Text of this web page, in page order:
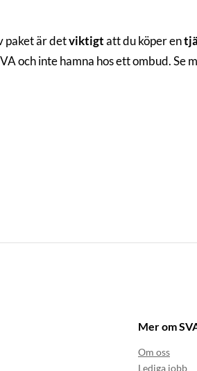
paket är detviktigtatt du köper en
och inte hamna hos ett ombud.
Mer om
Om oss
Lediga jobb